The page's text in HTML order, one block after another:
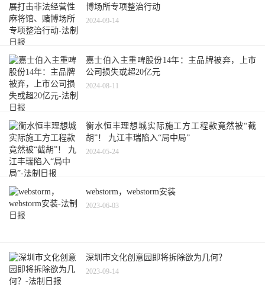
博场所专项整治行动
2024-09-14
嘉士伯入主重啤股份14年：主品牌被弃，上市
公司损失或超20亿元
2024-08-11
衡水恒丰理想城实际施工方工程款竟然被“截
胡”！ 九江丰瑞陷入“局中局”
2024-05-24
webstorm，webstorm安装
2023-06-03
深圳市文化创意园即将拆除欲为几何？
2023-09-14